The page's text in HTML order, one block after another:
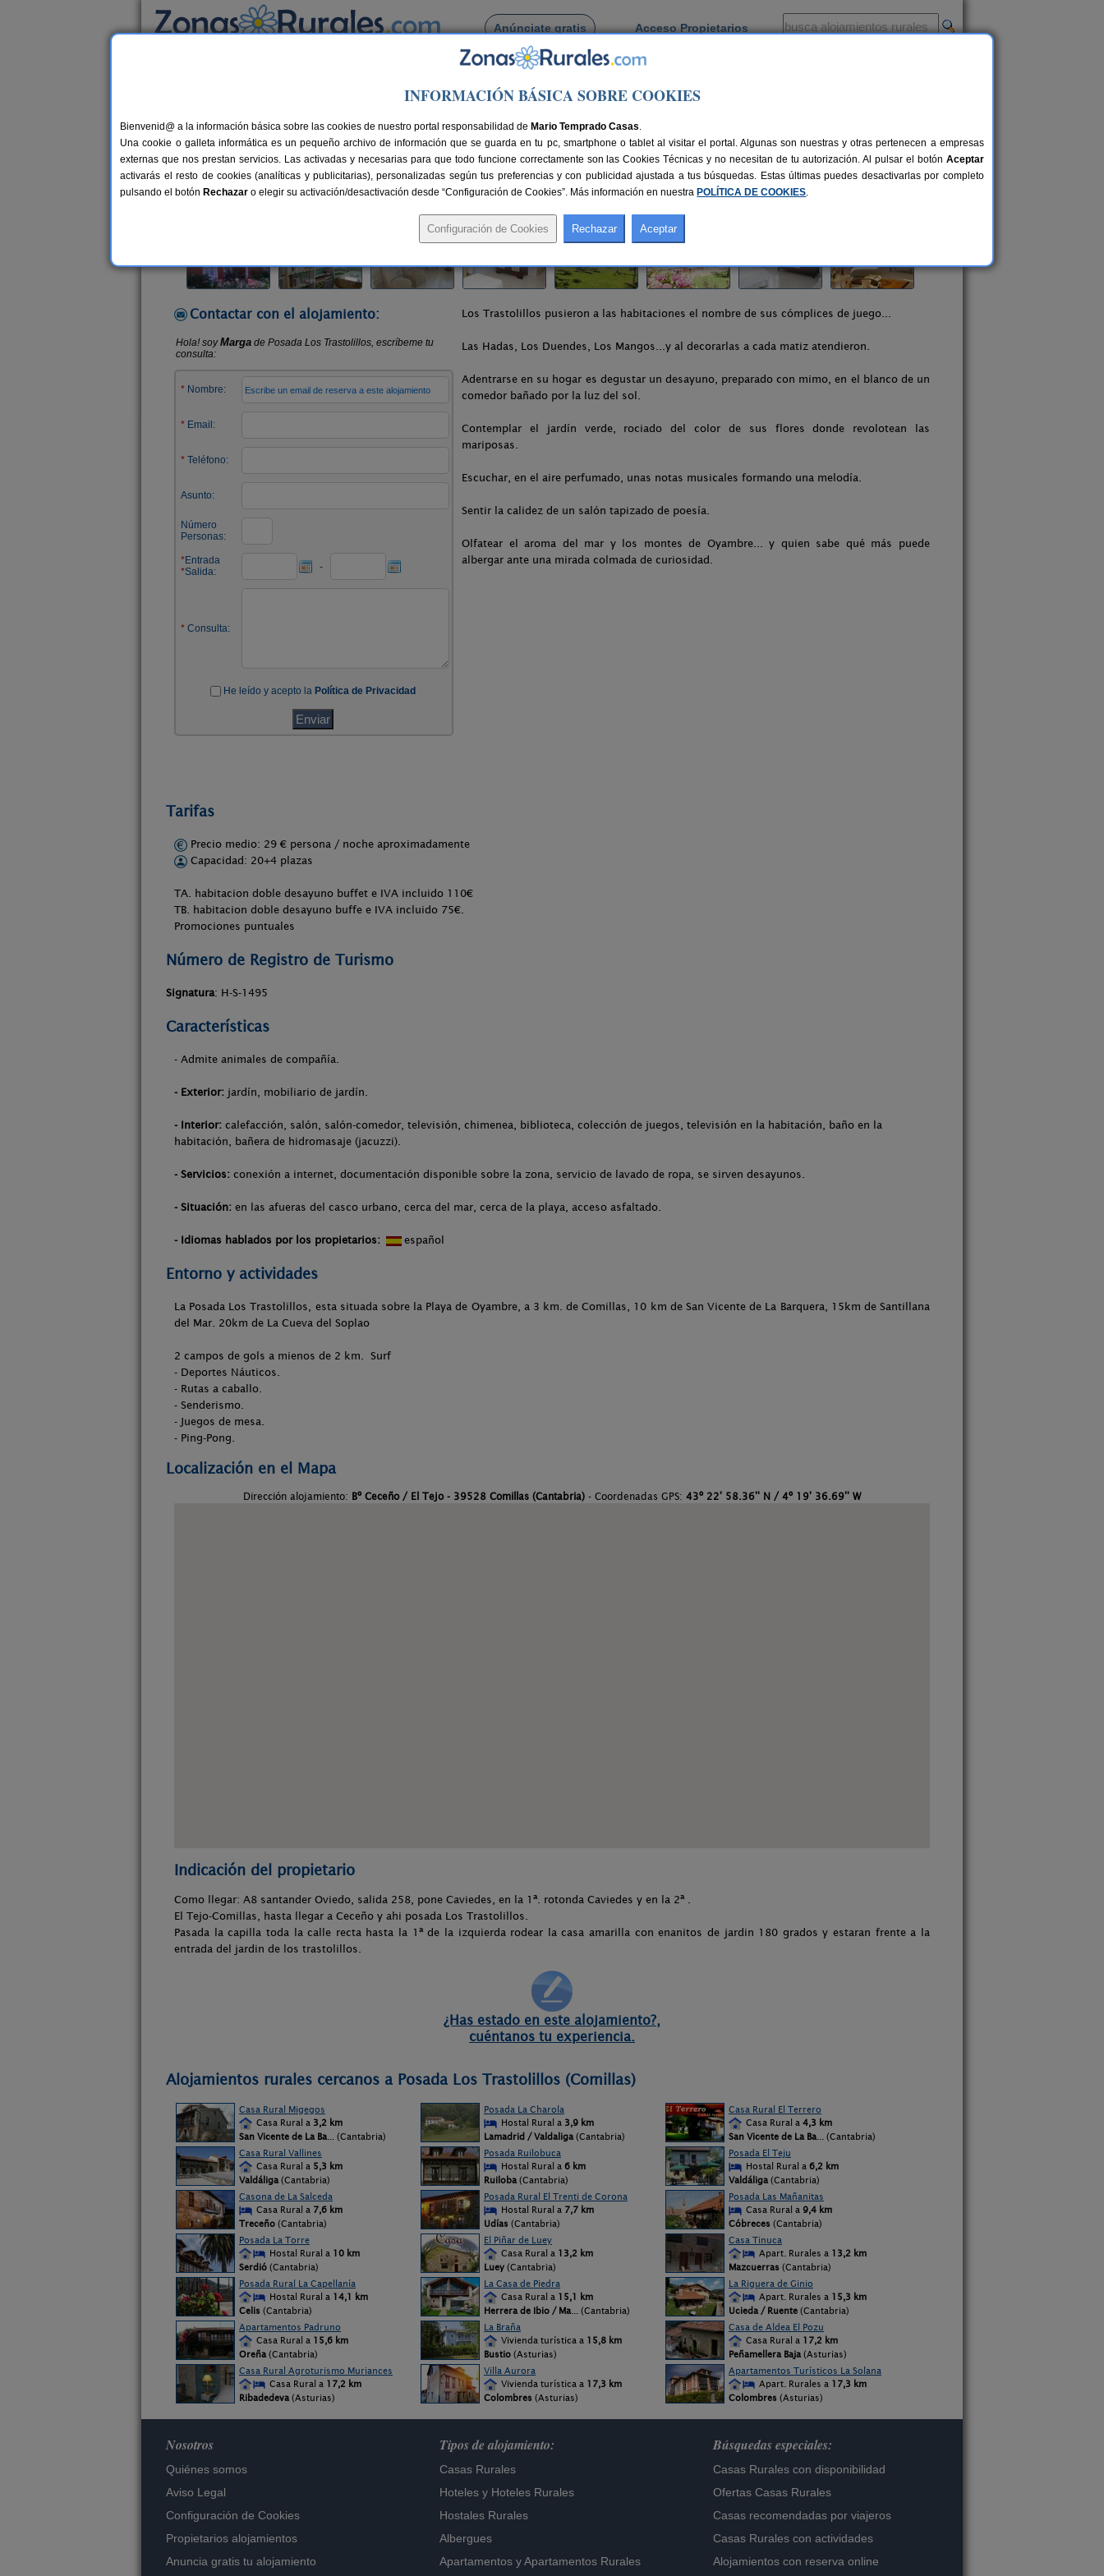
Anúnciate gratis Acceso Propietarios
Busca por pueblo
> Posada Los Trastolillos
Posada Los Trastolillos
Hostal Rural en Comillas (Cantabria)
Alquiler por habitaciones 20+4 plazas 45 km de Santander Compartir:
Contactar con el alojamiento: Los Trastolillos pusieron a las habitaciones el nombre de sus cómplices de juego...
Las Hadas, Los Duendes, Los Mangos...y al decorarlas a cada matiz atendieron.
Adentrarse en su hogar es degustar un desayuno, preparado con mimo, en el blanco de un
comedor bañado por la luz del sol.
Contemplar el jardín verde, rociado del color de sus flores donde revolotean las
mariposas.
Escuchar, en el aire perfumado, unas notas musicales formando una melodía.
Sentir la calidez de un salón tapizado de poesía.
Olfatear el aroma del mar y los montes de Oyambre... y quien sabe qué más puede
albergar ante una mirada colmada de curiosidad.
Tarifas
Precio medio: 29 € persona / noche aproximadamente
Capacidad: 20+4 plazas
TA. habitacion doble desayuno buffet e IVA incluido 110€
TB. habitacion doble desayuno buffe e IVA incluido 75€.
Promociones puntuales
Número de Registro de Turismo
Signatura: H-S-1495
Características
- Admite animales de compañía.
- Exterior: jardín, mobiliario de jardín.
- Interior: calefacción, salón, salón-comedor, televisión, chimenea, biblioteca, colección de juegos, televisión en la habitación, baño en la
habitación, bañera de hidromasaje (jacuzzi).
- Servicios: conexión a internet, documentación disponible sobre la zona, servicio de lavado de ropa, se sirven desayunos.
- Situación: en las afueras del casco urbano, cerca del mar, cerca de la playa, acceso asfaltado.
- Idiomas hablados por los propietarios: español
Entorno y actividades
La Posada Los Trastolillos, esta situada sobre la Playa de Oyambre, a 3 km. de Comillas, 10 km de San Vicente de La Barquera, 15km de Santillana
del Mar. 20km de La Cueva del Soplao
2 campos de gols a mienos de 2 km. Surf
- Deportes Náuticos.
- Rutas a caballo.
- Senderismo.
- Juegos de mesa.
- Ping-Pong.
Localización en el Mapa
Dirección alojamiento: Bº Ceceño / El Tejo - 39528 Comillas (Cantabria) - Coordenadas GPS: 43º 22' 58.36'' N / 4º 19' 36.69'' W
Indicación del propietario
Como llegar: A8 santander Oviedo, salida 258, pone Caviedes, en la 1ª. rotonda Caviedes y en la 2ª .
El Tejo-Comillas, hasta llegar a Ceceño y ahi posada Los Trastolillos.
Pasada la capilla toda la calle recta hasta la 1ª de la izquierda rodear la casa amarilla con enanitos de jardin 180 grados y estaran frente a la
entrada del jardin de los trastolillos.
¿Has estado en este alojamiento?,
cuéntanos tu experiencia.
Alojamientos rurales cercanos a Posada Los Trastolillos (Comillas)
Casa Rural Migegos
Casa Rural a 3,2 km
San Vicente de La Ba... (Cantabria)
Posada La Charola
Hostal Rural a 3,9 km
Lamadrid / Valdaliga (Cantabria)
Casa Rural El Terrero
Casa Rural a 4,3 km
San Vicente de La Ba... (Cantabria)
Casa Rural Vallines
Casa Rural a 5,3 km
Valdáliga (Cantabria)
Posada Ruilobuca
Hostal Rural a 6 km
Ruiloba (Cantabria)
Posada El Teju
Hostal Rural a 6,2 km
Valdáliga (Cantabria)
Casona de La Salceda
Casa Rural a 7,6 km
Treceño (Cantabria)
Posada Rural El Trenti de Corona
Hostal Rural a 7,7 km
Udías (Cantabria)
Posada Las Mañanitas
Casa Rural a 9,4 km
Cóbreces (Cantabria)
Posada La Torre
Hostal Rural a 10 km
Serdió (Cantabria)
El Piñar de Luey
Casa Rural a 13,2 km
Luey (Cantabria)
Casa Tinuca
Apart. Rurales a 13,2 km
Mazcuerras (Cantabria)
Posada Rural La Capellanía
Hostal Rural a 14,1 km
Celis (Cantabria)
La Casa de Piedra
Casa Rural a 15,1 km
Herrera de Ibio / Ma... (Cantabria)
La Riguera de Ginio
Apart. Rurales a 15,3 km
Ucieda / Ruente (Cantabria)
Apartamentos Padruno
Casa Rural a 15,6 km
Oreña (Cantabria)
La Braña
Vivienda turística a 15,8 km
Bustio (Asturias)
Casa de Aldea El Pozu
Casa Rural a 17,2 km
Peñamellera Baja (Asturias)
Casa Rural Agroturismo Muriances
Casa Rural a 17,2 km
Ribadedeva (Asturias)
Villa Aurora
Vivienda turística a 17,3 km
Colombres (Asturias)
Apartamentos Turísticos La Solana
Apart. Rurales a 17,3 km
Colombres (Asturias)
Nosotros
Quiénes somos
Aviso Legal
Configuración de Cookies
Propietarios alojamientos
Anuncia gratis tu alojamiento
Tipos de alojamiento:
Casas Rurales
Hoteles y Hoteles Rurales
Hostales Rurales
Albergues
Apartamentos yApartamentos Rurales
Búsquedas especiales:
Casas Rurales con disponibilidad
Ofertas Casas Rurales
Casas recomendadas por viajeros
Casas Rurales con actividades
Alojamientos con reserva online
INFORMACIÓN BÁSICA SOBRE COOKIES
Bienvenid@ a la información básica sobre las cookies de nuestro portal responsabilidad de Mario Temprado Casas.
Una cookie o galleta informática es un pequeño archivo de información que se guarda en tu pc, smartphone o tablet al visitar el portal. Algunas son nuestras y otras pertenecen a empresas
externas que nos prestan servicios. Las activadas y necesarias para que todo funcione correctamente son las Cookies Técnicas y no necesitan de tu autorización. Al pulsar el botón Aceptar
activarás el resto de cookies (analíticas y publicitarias), personalizadas según tus preferencias y con publicidad ajustada a tus búsquedas. Estas últimas puedes desactivarlas por completo
pulsando el botón Rechazar o elegir su activación/desactivación desde “Configuración de Cookies”. Más información en nuestra POLÍTICA DE COOKIES.